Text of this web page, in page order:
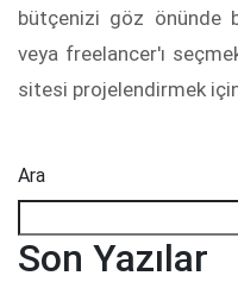
bütçenizi göz önünde
veya freelancer'ı
sitesi projelendirmek
Ara
Son Yazılar